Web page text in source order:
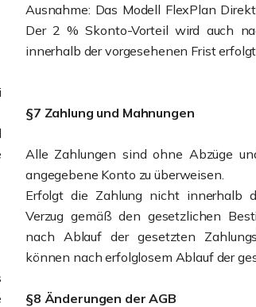
Ausnahme: Das Modell FlexPlan
Der 2 % Skonto-Vorteil wird auch
innerhalb der vorgesehenen Frist
§7 Zahlung und Mahnungen
Alle Zahlungen sind ohne Abzüge
angegebene Konto zu überweisen.
Erfolgt die Zahlung nicht innerhalb
Verzug gemäß den gesetzlichen
nach Ablauf der gesetzten
können nach erfolglosem Ablauf der
§8 Änderungen der AGB